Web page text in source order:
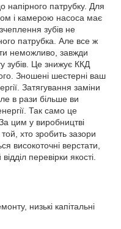
напірного патрубку. Для
і камерою насоса має
зубів не
патрубка. Але все ж
неможливо, завжди
зубів. Це знижує ККД
Зношені шестерні ваш
Затягування заміни
в рази більше ви
Так само це
цим у виробництві
хто зробить зазори
високоточні верстати,
перевірки якості.
низькі капітальні